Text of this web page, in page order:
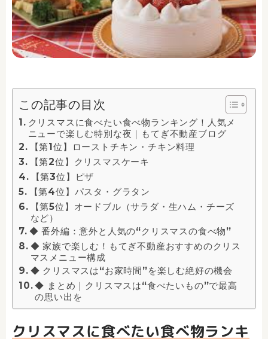
この記事の目次
クリスマスに食べたい食べ物ランキング！人気メ
ニューで楽しむ特別な夜｜もてぎ不動産ブログ
【第1位】ローストチキン・チキン料理
【第2位】クリスマスケーキ
【第3位】ピザ
【第4位】パスタ・グラタン
【第5位】オードブル（サラダ・生ハム・チーズ
など）
◆ 番外編：意外と人気の“クリスマスの食べ物”
◆ 家族で楽しむ！もてぎ不動産おすすめのクリス
マスメニュー構成
◆ クリスマスは“お家時間”を楽しむ絶好の機会
◆ まとめ｜クリスマスは“食べたいもの”で最高
の思い出を
クリスマスに食べたい食べ物ランキ